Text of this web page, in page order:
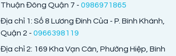
Thuận Đông Quận 7 - 0986971865
Địa chỉ 1: Số 8 Lương Đình Của - P. Bình Khánh,
Quận 2 - 0966398119
Địa chỉ 2: 169 Kha Vạn Cân, Phường Hiệp, Bình